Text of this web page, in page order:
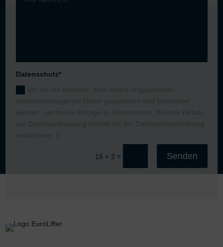
Datenschutz*
15 + 2 = Senden